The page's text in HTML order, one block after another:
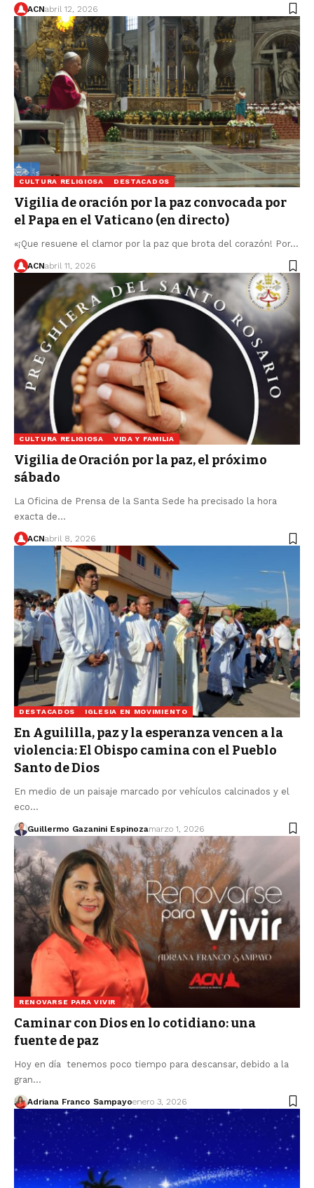
ACNabril 12, 2026
CULTURA RELIGIOSA DESTACADOS
Vigilia de oración por la paz convocada por
el Papa en el Vaticano (en directo)
«¡Que resuene el clamor por la paz que brota del corazón! Por…
ACNabril 11, 2026
CULTURA RELIGIOSA VIDA Y FAMILIA
Vigilia de Oración por la paz, el próximo
sábado
La Oficina de Prensa de la Santa Sede ha precisado la hora
exacta de…
ACNabril 8, 2026
DESTACADOS IGLESIA EN MOVIMIENTO
En Aguililla, paz y la esperanza vencen a la
violencia: El Obispo camina con el Pueblo
Santo de Dios
En medio de un paisaje marcado por vehículos calcinados y el
eco…
Guillermo Gazanini Espinozamarzo 1, 2026
RENOVARSE PARA VIVIR
Caminar con Dios en lo cotidiano: una
fuente de paz
Hoy en día tenemos poco tiempo para descansar, debido a la
gran…
Adriana Franco Sampayoenero 3, 2026